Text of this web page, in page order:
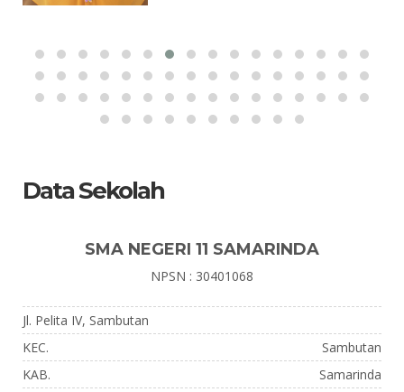
Data Sekolah
SMA NEGERI 11 SAMARINDA
NPSN : 30401068
Jl. Pelita IV, Sambutan
KEC.
Sambutan
KAB.
Samarinda